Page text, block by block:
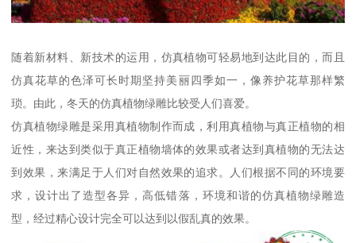
随着新材料、新技术的运用，仿真植物可轻易地到达此目的，而且
仿真花草的色泽可长时期坚持美丽四季如一，像养护花草那样繁
琐。由此，冬天的仿真植物绿雕比较受人们喜爱。
仿真植物绿雕是采用真植物制作而成，利用真植物与真正植物的相
近性，来达到类似于真正植物墙体的效果或者达到真植物的无法达
到效果，来满足于人们对自然效果的追求。人们根据不同的环境要
求，设计出了造型各异，高低错落，环境和谐的仿真植物绿雕造
型，经过精心设计完全可以达到以假乱真的效果。